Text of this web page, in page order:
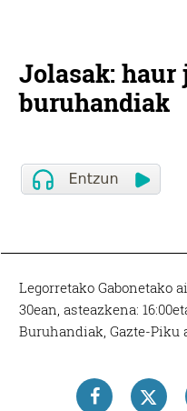
Jolasak: haur
buruhandiak
Legorretako Gabonetako
30ean, asteazkena:
Buruhandiak, Gazte-Piku